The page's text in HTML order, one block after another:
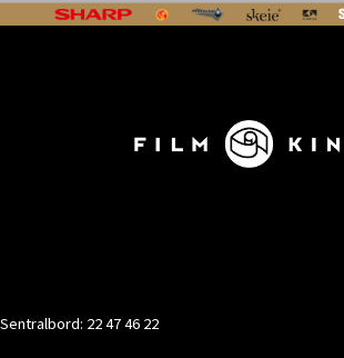
Sentralbord: 22 47 46 22